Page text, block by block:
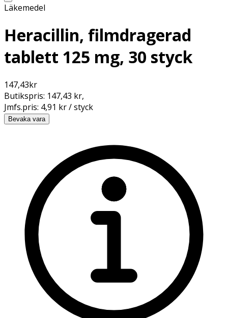
Läkemedel
Heracillin, filmdragerad
tablett 125 mg, 30 styck
147,43kr
Butikspris: 147,43 kr,
Jmfs.pris: 4,91 kr / styck
Bevaka vara